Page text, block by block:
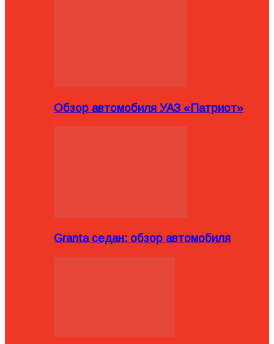
Обзор автомобиля УАЗ «Патриот»
Granta седан: обзор автомобиля